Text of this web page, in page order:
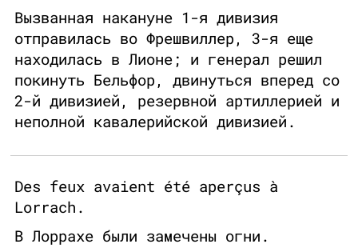
Вызванная накануне 1-я дивизия
отправилась во Фрешвиллер, 3-я еще
находилась в Лионе; и генерал решил
покинуть Бельфор, двинуться вперед со
2-й дивизией, резервной артиллерией и
неполной кавалерийской дивизией.
Des feux avaient été aperçus à
Lorrach.
В Лоррахе были замечены огни.